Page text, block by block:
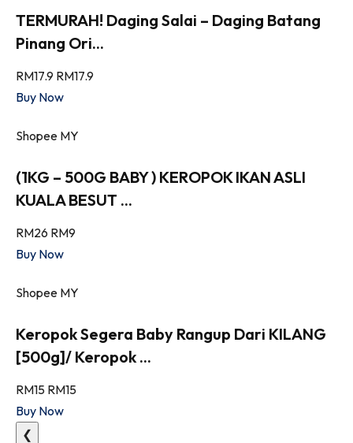
TERMURAH! Daging Salai – Daging Batang
Pinang Ori...
RM17.9 RM17.9
Buy Now
Shopee MY
(1KG – 500G BABY ) KEROPOK IKAN ASLI
KUALA BESUT ...
RM26 RM9
Buy Now
Shopee MY
Keropok Segera Baby Rangup Dari KILANG
[500g]/ Keropok ...
RM15 RM15
Buy Now
❮